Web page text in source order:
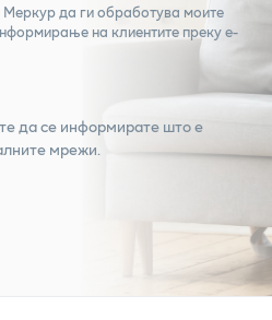
Меркурда ги обработува моите
на клиентите преку е-
да се информирате што е
мрежи.